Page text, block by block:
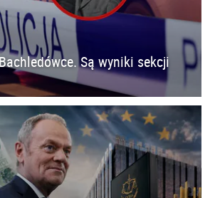
Są wyniki sekcji